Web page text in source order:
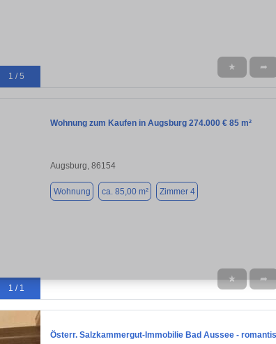
1 / 5
★ ➦
1 / 1
Wohnung zum Kaufen in Augsburg 274.000 € 85 m²
Augsburg, 86154
Wohnung ca. 85,00 m² Zimmer 4
★ ➦
Österr. Salzkammergut-Immobilie Bad Aussee -